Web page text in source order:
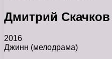
Дмитрий
2016
Джинн (мелодрама)